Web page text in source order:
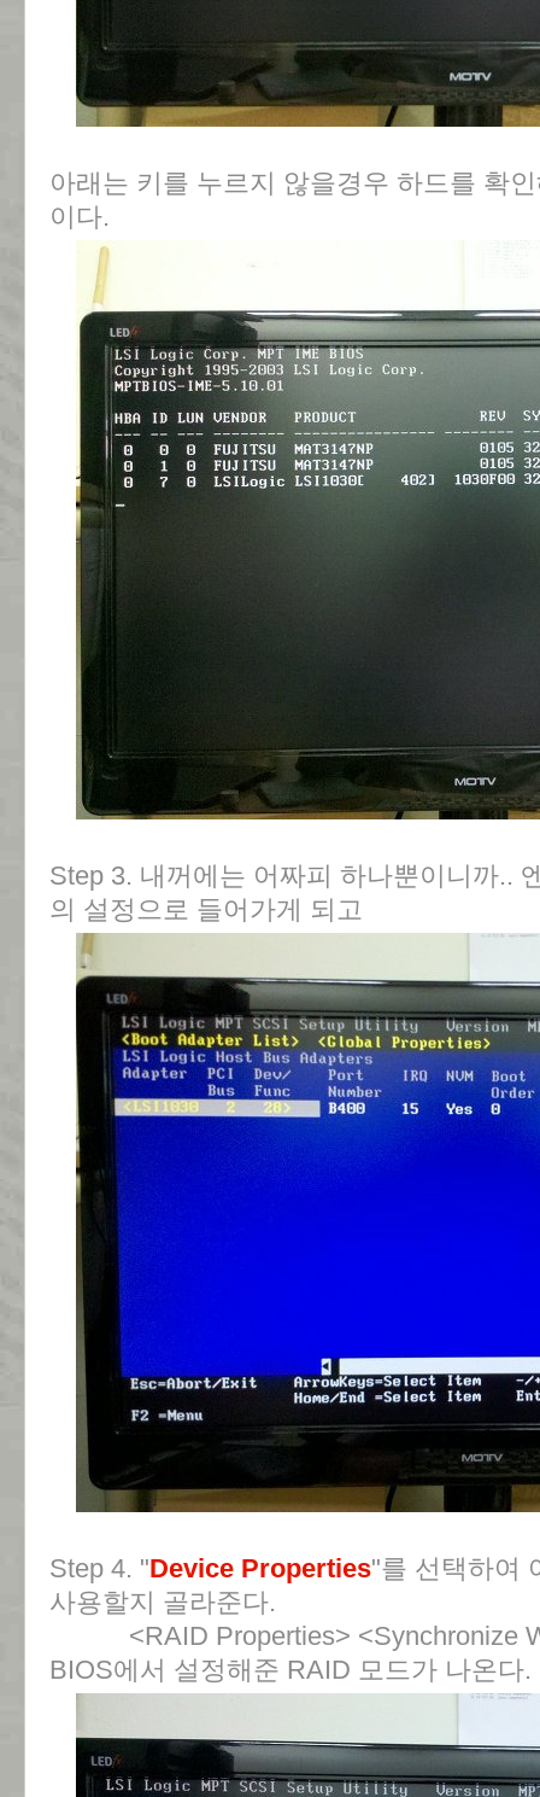
아래는 키를 누르지 않을경우 하드를 확
이다.
Step 3. 내꺼에는 어짜피 하나뿐이니까..
의 설정으로 들어가게 되고
Step 4. "Device Properties"를 선택하여
사용할지 골라준다.
<RAID Properties> <Synchronize
BIOS에서 설정해준 RAID 모드가 나온다.